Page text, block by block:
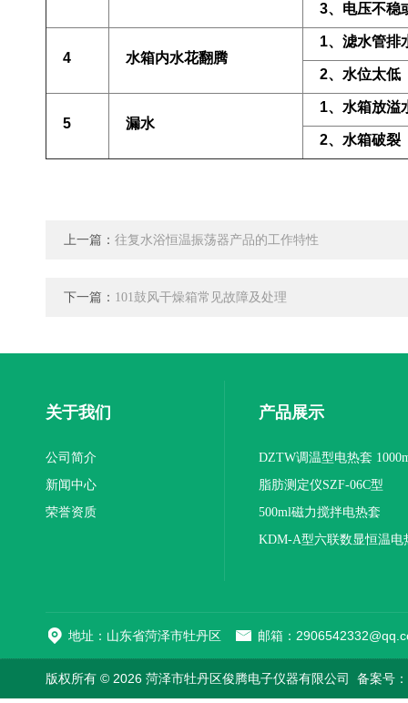
3、电压不稳
4 水箱内水花翻腾
1、滤水管排
2、水位太低
5 漏水
1、水箱放溢
2、水箱破裂
上一篇： 往复水浴恒温振荡器产品的工作特性
下一篇： 101鼓风干燥箱常见故障及处理
关于我们
公司简介
新闻中心
荣誉资质
产品展示
DZTW调温型电热套
联
脂肪测定仪SZF-06C型
500ml磁力搅拌电热套
KDM-A型六联数显恒温电
地址：山东省菏泽市牡丹区 邮箱：
版权所有 © 2026 菏泽市牡丹区俊腾电子仪器有限公司 备案号